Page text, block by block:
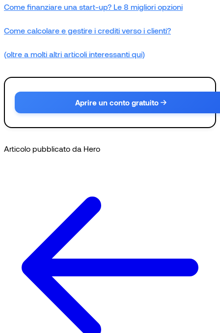
Come finanziare una start-up? Le 8 migliori opzioni
Come calcolare e gestire i crediti verso i clienti?
(oltre a molti altri articoli interessanti qui)
Aprire un conto gratuito
Articolo pubblicato da Hero